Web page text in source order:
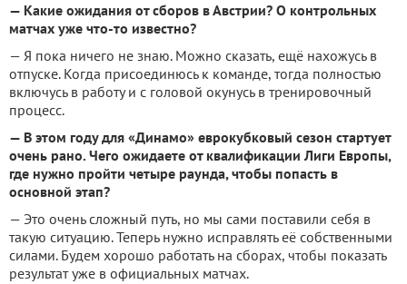
— Какие ожидания от сборов в Австрии? О контрольных
матчах уже что-то известно?
— Я пока ничего не знаю. Можно сказать, ещё нахожусь в
отпуске. Когда присоединюсь к команде, тогда полностью
включусь в работу и с головой окунусь в тренировочный
процесс.
— В этом году для «Динамо» еврокубковый сезон стартует
очень рано. Чего ожидаете от квалификации Лиги Европы,
где нужно пройти четыре раунда, чтобы попасть в
основной этап?
— Это очень сложный путь, но мы сами поставили себя в
такую ситуацию. Теперь нужно исправлять её собственными
силами. Будем хорошо работать на сборах, чтобы показать
результат уже в официальных матчах.